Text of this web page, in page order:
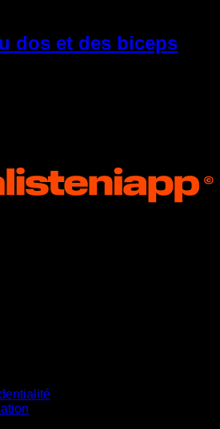
dos et des biceps